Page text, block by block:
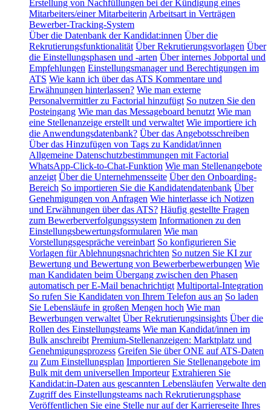
Erstellung von Nachfüllungen bei der Kündigung eines
Mitarbeiters/einer Mitarbeiterin Arbeitsart in Verträgen
Bewerber-Tracking-System
Über die Datenbank der Kandidat:innen Über die
Rekrutierungsfunktionalität Über Rekrutierungsvorlagen Über
die Einstellungsphasen und -arten Über internes Jobportal und
Empfehlungen Einstellungsmanager und Berechtigungen im
ATS Wie kann ich über das ATS Kommentare und
Erwähnungen hinterlassen? Wie man externe
Personalvermittler zu Factorial hinzufügt So nutzen Sie den
Posteingang Wie man das Messageboard benutzt Wie man
eine Stellenanzeige erstellt und verwaltet Wie importiere ich
die Anwendungsdatenbank? Über das Angebotsschreiben
Über das Hinzufügen von Tags zu Kandidat/innen
Allgemeine Datenschutzbestimmungen mit Factorial
WhatsApp-Click-to-Chat-Funktion Wie man Stellenangebote
anzeigt Über die Unternehmensseite Über den Onboarding-
Bereich So importieren Sie die Kandidatendatenbank Über
Genehmigungen von Anfragen Wie hinterlasse ich Notizen
und Erwähnungen über das ATS? Häufig gestellte Fragen
zum Bewerberverfolgungssystem Informationen zu den
Einstellungsbewertungsformularen Wie man
Vorstellungsgespräche vereinbart So konfigurieren Sie
Vorlagen für Ablehnungsnachrichten So nutzen Sie KI zur
Bewertung und Bewertung von Bewerberbewerbungen Wie
man Kandidaten beim Übergang zwischen den Phasen
automatisch per E-Mail benachrichtigt Multiportal-Integration
So rufen Sie Kandidaten von Ihrem Telefon aus an So laden
Sie Lebensläufe in großen Mengen hoch Wie man
Bewerbungen verwaltet Über Rekrutierungsinsights Über die
Rollen des Einstellungsteams Wie man Kandidat/innen im
Bulk anschreibt Premium-Stellenanzeigen: Marktplatz und
Genehmigungsprozess Greifen Sie über ONE auf ATS-Daten
zu Zum Einstellungsplan Importieren Sie Stellenangebote im
Bulk mit dem universellen Importeur Extrahieren Sie
Kandidat:in-Daten aus gescannten Lebensläufen Verwalte den
Zugriff des Einstellungsteams nach Rekrutierungsphase
Veröffentlichen Sie eine Stelle nur auf der Karriereseite Ihres